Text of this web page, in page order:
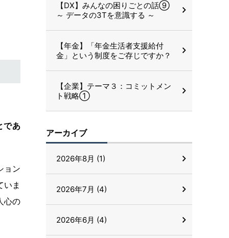
であ
ョン
いま
心の
【DX】みんなの困りごとの話⑨
～ データの3Tを意識する ～
【年金】「年金生活者支援給付
金」という制度をご存じですか？
【企業】テーマ３：コミットメン
ト戦略①
アーカイブ
2026年8月 (1)
2026年7月 (4)
2026年6月 (4)